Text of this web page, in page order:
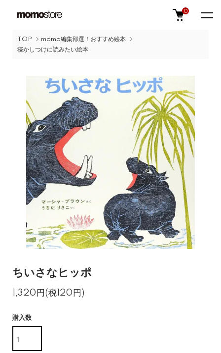
0
TOP
momo編集部選！おすすめ絵本
寝かしつけに読みたい絵本
ちいさなヒッポ
1,320円(税120円)
購入数